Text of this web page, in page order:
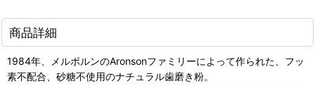
商品詳細
1984年、メルボルンのAronsonファミリーによって作られた、フッ
素不配合、砂糖不使用のナチュラル歯磨き粉。